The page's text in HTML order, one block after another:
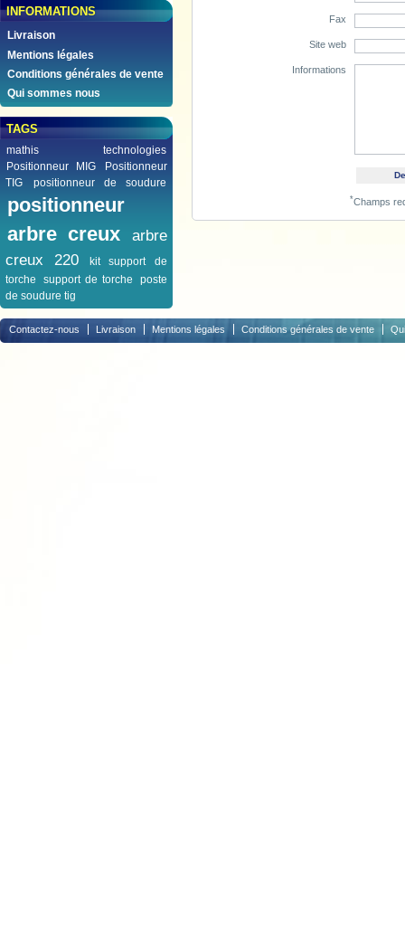
INFORMATIONS
Livraison
Mentions légales
Conditions générales de vente
Qui sommes nous
TAGS
mathis technologies
Positionneur MIG
Positionneur
TIG
positionneur de soudure
positionneur
arbre creux
arbre
creux 220
kit support de
torche
support de torche
poste
de soudure tig
Fax
Site web
Informations
*Champs
Contactez-nous Livraison Mentions légales Conditions générales de vente